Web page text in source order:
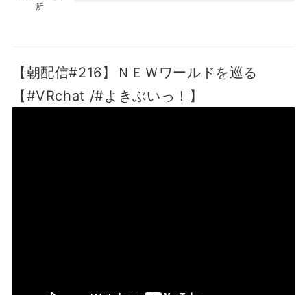
所
【朝配信#216】ＮＥＷワールドを巡る
【#VRchat /#よきぶいっ！】